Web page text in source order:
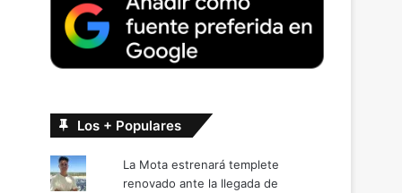
Los + Populares
La Mota estrenará templete
renovado ante la llegada de